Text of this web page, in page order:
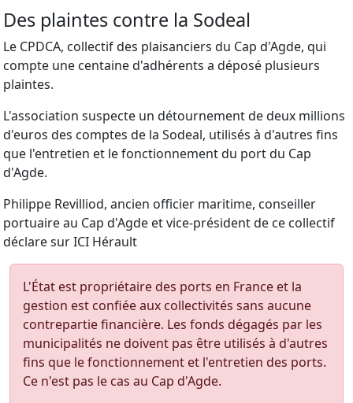
Des plaintes contre la Sodeal
Le CPDCA, collectif des plaisanciers du Cap d'Agde, qui
compte une centaine d'adhérents a déposé plusieurs
plaintes.
L'association suspecte un détournement de deux millions
d'euros des comptes de la Sodeal, utilisés à d'autres fins
que l'entretien et le fonctionnement du port du Cap
d'Agde.
Philippe Revilliod, ancien officier maritime, conseiller
portuaire au Cap d'Agde et vice-président de ce collectif
déclare sur ICI Hérault
L'État est propriétaire des ports en France et la
gestion est confiée aux collectivités sans aucune
contrepartie financière. Les fonds dégagés par les
municipalités ne doivent pas être utilisés à d'autres
fins que le fonctionnement et l'entretien des ports.
Ce n'est pas le cas au Cap d'Agde.